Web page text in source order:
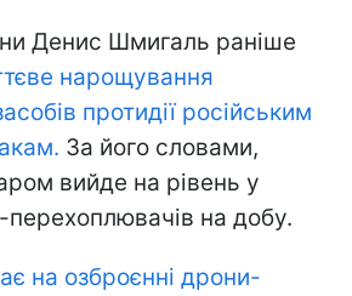
Денис Шмигаль раніше
нарощування
протидії російським
За його словами,
вийде на рівень у
перехоплювачів на добу.
на озброєнні дрони-